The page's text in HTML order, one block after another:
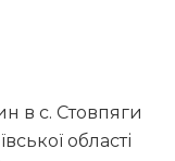
в с. Стовпяги
області